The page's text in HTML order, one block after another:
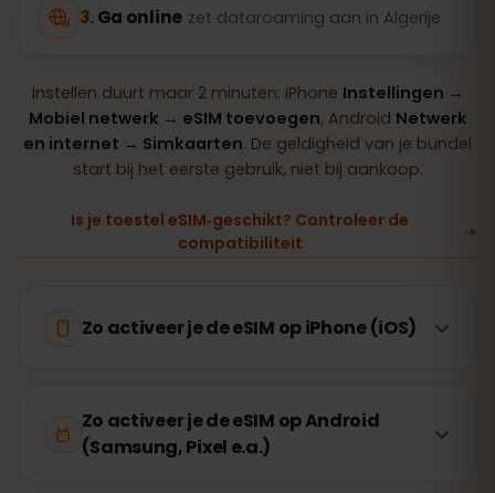
Ga online zet dataroaming aan in Algerije
Instellen duurt maar 2 minuten: iPhone Instellingen →
Mobiel netwerk → eSIM toevoegen, Android Netwerk
en internet → Simkaarten. De geldigheid van je bundel
start bij het eerste gebruik, niet bij aankoop.
Is je toestel eSIM‑geschikt? Controleer de
compatibiliteit
Zo activeer je de eSIM op iPhone (iOS)
Zo activeer je de eSIM op Android
(Samsung, Pixel e.a.)